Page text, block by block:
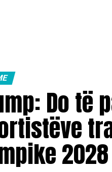
Do të
2028